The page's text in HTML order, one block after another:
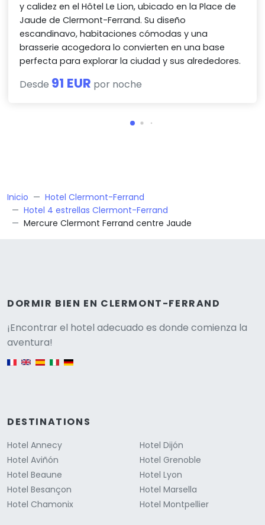
y calidez en el Hôtel Le Lion, ubicado en la Place de
Jaude de Clermont-Ferrand. Su diseño
escandinavo, habitaciones cómodas y una
brasserie acogedora lo convierten en una base
perfecta para explorar la ciudad y sus alrededores.
Desde 91 EUR por noche
Inicio
Hotel Clermont-Ferrand
Hotel 4 estrellas Clermont-Ferrand
Mercure Clermont Ferrand centre Jaude
DORMIR BIEN EN CLERMONT-FERRAND
¡Encontrar el hotel adecuado es donde comienza la
aventura!
English version
DESTINATIONS
Hotel Annecy
Hotel Aviñón
Hotel Beaune
Hotel Besançon
Hotel Chamonix
Hotel Dijón
Hotel Grenoble
Hotel Lyon
Hotel Marsella
Hotel Montpellier